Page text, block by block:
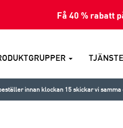
Få 40 % rabatt
innan klockan 15 skickar vi samma